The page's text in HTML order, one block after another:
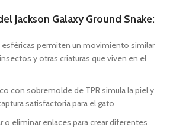
Jackson Galaxy Ground Snake:
esféricas permiten un movimiento similar
y otras criaturas que viven en el
con sobremolde de TPR simula la piel y
satisfactoria para el gato
o eliminar enlaces para crear diferentes